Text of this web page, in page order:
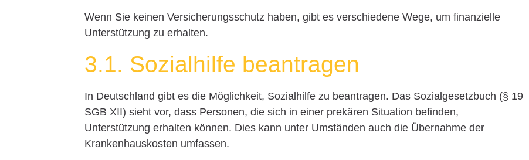
Wenn Sie keinen Versicherungsschutz haben, gibt es verschiedene Wege, um finanzielle
Unterstützung zu erhalten.
3.1. Sozialhilfe beantragen
In Deutschland gibt es die Möglichkeit, Sozialhilfe zu beantragen. Das Sozialgesetzbuch (§ 19
SGB XII) sieht vor, dass Personen, die sich in einer prekären Situation befinden,
Unterstützung erhalten können. Dies kann unter Umständen auch die Übernahme der
Krankenhauskosten umfassen.